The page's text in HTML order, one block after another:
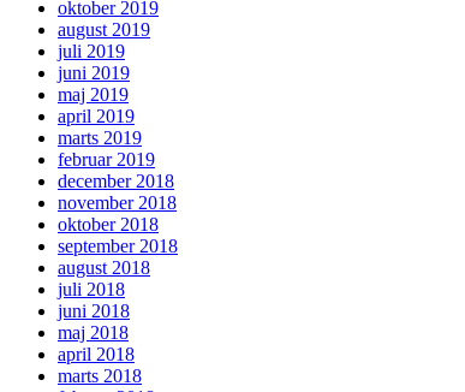
oktober 2019
august 2019
juli 2019
juni 2019
maj 2019
april 2019
marts 2019
februar 2019
december 2018
november 2018
oktober 2018
september 2018
august 2018
juli 2018
juni 2018
maj 2018
april 2018
marts 2018